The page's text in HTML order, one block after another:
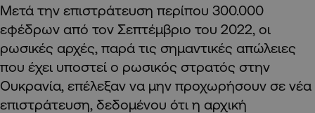
Μετά την επιστράτευση περίπου 300.000
εφέδρων από τον Σεπτέμβριο του 2022, οι
ρωσικές αρχές, παρά τις σημαντικές απώλειες
που έχει υποστεί ο ρωσικός στρατός στην
Ουκρανία, επέλεξαν να μην προχωρήσουν σε νέα
επιστράτευση, δεδομένου ότι η αρχική